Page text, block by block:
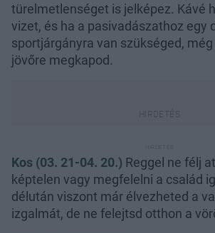
türelmetlenséget is jelképez. Kávé
vizet, és ha a pasivadászathoz egy
sportjárgányra van szükséged,
jövőre megkapod.
Kos (03. 21-04. 20.) Reggel ne félj
képtelen vagy megfelelni a család
délután viszont már élvezheted a
izgalmát, de ne felejtsd otthon a